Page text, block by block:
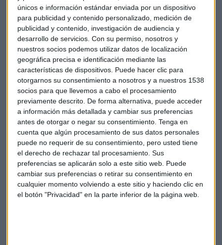
únicos e información estándar enviada por un dispositivo
para publicidad y contenido personalizado, medición de
publicidad y contenido, investigación de audiencia y
desarrollo de servicios. Con su permiso, nosotros y
nuestros socios podemos utilizar datos de localización
geográfica precisa e identificación mediante las
características de dispositivos. Puede hacer clic para
otorgarnos su consentimiento a nosotros y a nuestros 1538
socios para que llevemos a cabo el procesamiento
previamente descrito. De forma alternativa, puede acceder
a información más detallada y cambiar sus preferencias
antes de otorgar o negar su consentimiento. Tenga en
cuenta que algún procesamiento de sus datos personales
puede no requerir de su consentimiento, pero usted tiene
el derecho de rechazar tal procesamiento. Sus
preferencias se aplicarán solo a este sitio web. Puede
cambiar sus preferencias o retirar su consentimiento en
cualquier momento volviendo a este sitio y haciendo clic en
el botón "Privacidad" en la parte inferior de la página web.
"La sostenibilidad no hay que
entenderla exclusivamente como ir a
temas ecológicos. La ecología es una
parte del modelo productivo agrario y
alimentario que es necesario, pero
también tiene inconvenientes, y es que
es económicamente más ineficiente
que un modelo convencional"
"Lasuficiencia alimentaria al 100%no es inviable del
todo, pero es tremendamente complejo", señala Quintana,